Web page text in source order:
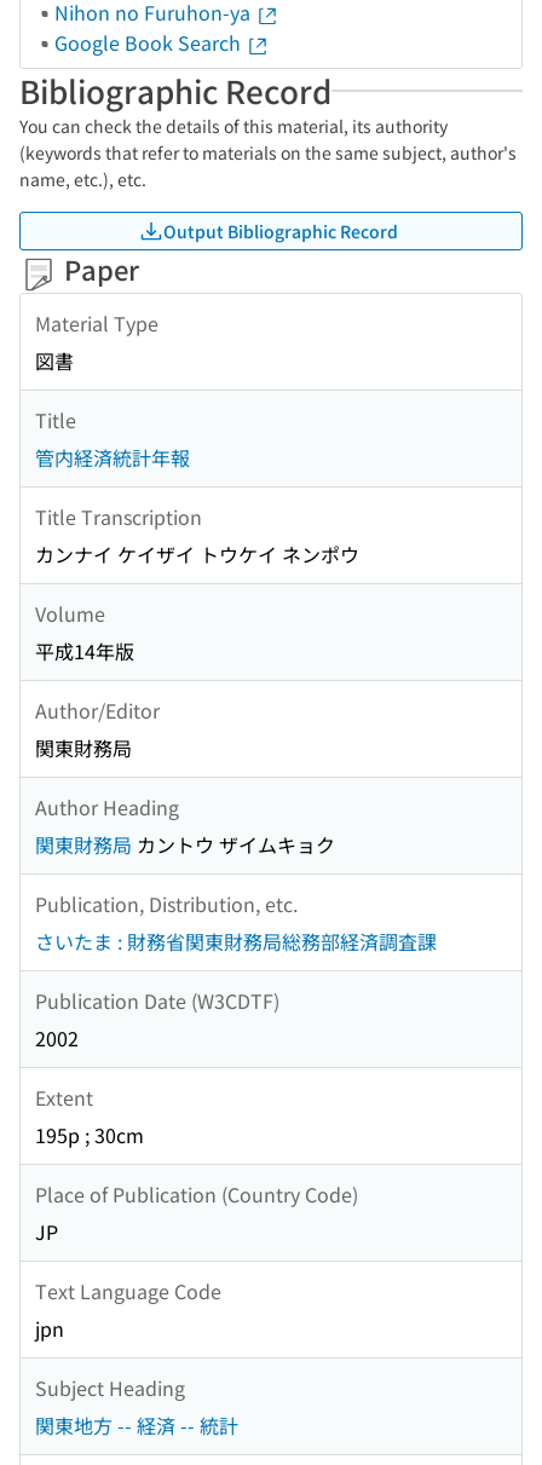
Nihon no Furuhon-ya
Google Book Search
Bibliographic Record
You can check the details of this material, its authority
(keywords that refer to materials on the same subject, author's
name, etc.), etc.
Output Bibliographic Record
Paper
Material Type
図書
Title
管内経済統計年報
Title Transcription
カンナイ ケイザイ トウケイ ネンポウ
Volume
平成14年版
Author/Editor
関東財務局
Author Heading
関東財務局 カントウ ザイムキョク
Publication, Distribution, etc.
さいたま : 財務省関東財務局総務部経済調査課
Publication Date (W3CDTF)
2002
Extent
195p ; 30cm
Place of Publication (Country Code)
JP
Text Language Code
jpn
Subject Heading
関東地方 -- 経済 -- 統計